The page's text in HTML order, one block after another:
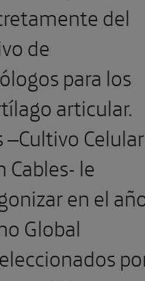
del
de
para los
articular.
–Cultivo Celular
Cables- le
en el
Global